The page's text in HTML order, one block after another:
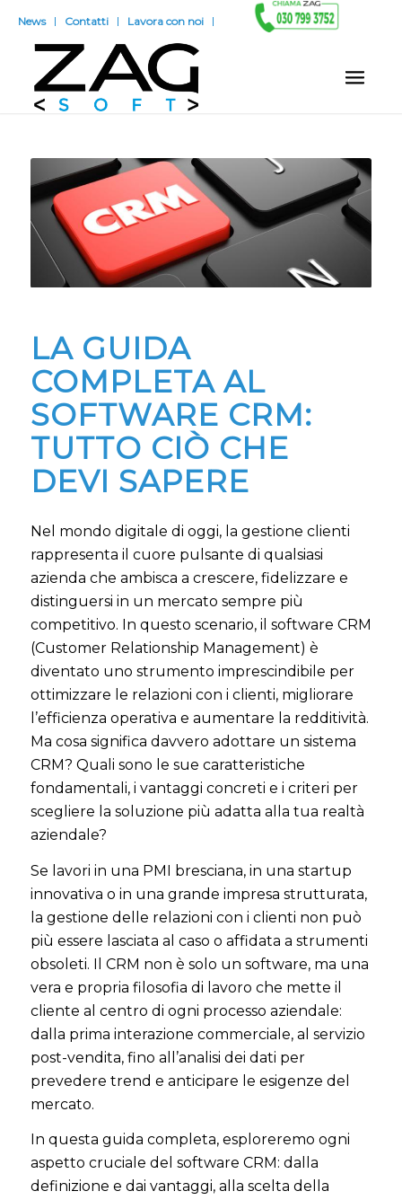
News Contatti Lavora con noi
LA GUIDA
COMPLETA AL
SOFTWARE CRM:
TUTTO CIÒ CHE
DEVI SAPERE
Nel mondo digitale di oggi, la gestione clienti
rappresenta il cuore pulsante di qualsiasi
azienda che ambisca a crescere, fidelizzare e
distinguersi in un mercato sempre più
competitivo. In questo scenario, il software CRM
(Customer Relationship Management) è
diventato uno strumento imprescindibile per
ottimizzare le relazioni con i clienti, migliorare
l’efficienza operativa e aumentare la redditività.
Ma cosa significa davvero adottare un sistema
CRM? Quali sono le sue caratteristiche
fondamentali, i vantaggi concreti e i criteri per
scegliere la soluzione più adatta alla tua realtà
aziendale?
Se lavori in una PMI bresciana, in una startup
innovativa o in una grande impresa strutturata,
la gestione delle relazioni con i clienti non può
più essere lasciata al caso o affidata a strumenti
obsoleti. Il CRM non è solo un software, ma una
vera e propria filosofia di lavoro che mette il
cliente al centro di ogni processo aziendale:
dalla prima interazione commerciale, al servizio
post-vendita, fino all’analisi dei dati per
prevedere trend e anticipare le esigenze del
mercato.
In questa guida completa, esploreremo ogni
aspetto cruciale del software CRM: dalla
definizione e dai vantaggi, alla scelta della